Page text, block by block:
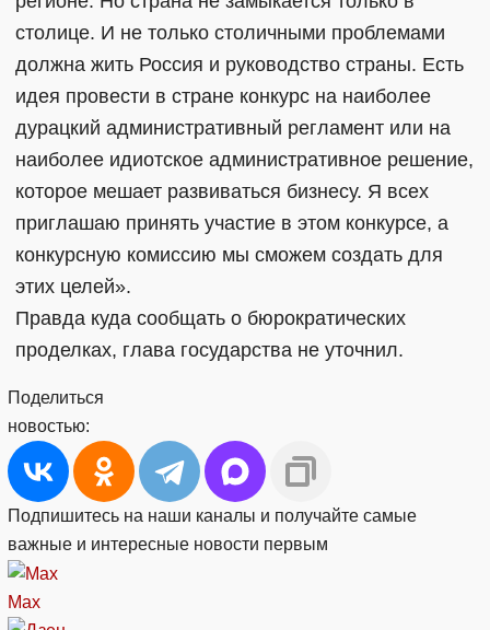
столице. И не только столичными проблемами
должна жить Россия и руководство страны. Есть
идея провести в стране конкурс на наиболее
дурацкий административный регламент или на
наиболее идиотское административное решение,
которое мешает развиваться бизнесу. Я всех
приглашаю принять участие в этом конкурсе, а
конкурсную комиссию мы сможем создать для
этих целей».
Правда куда сообщать о бюрократических
проделках, глава государства не уточнил.
Поделиться
новостью:
Подпишитесь на наши каналы и получайте самые
важные и интересные новости первым
Max